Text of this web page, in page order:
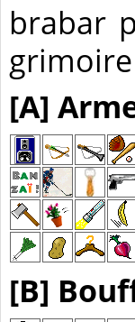
brabar
[A]
[B]